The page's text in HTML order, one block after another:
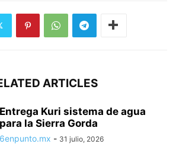
ARTICLES
Entrega Kuri sistema de agua
para la Sierra Gorda
6enpunto.mx - 31 julio, 2026